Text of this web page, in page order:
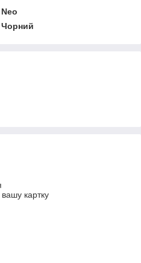
Neo
Чорний
картку